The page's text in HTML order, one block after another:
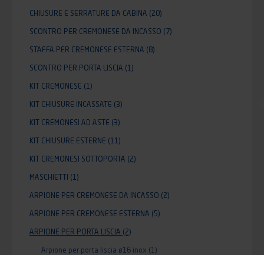
CHIUSURE E SERRATURE DA CABINA (20)
SCONTRO PER CREMONESE DA INCASSO (7)
STAFFA PER CREMONESE ESTERNA (8)
SCONTRO PER PORTA LISCIA (1)
KIT CREMONESE (1)
KIT CHIUSURE INCASSATE (3)
KIT CREMONESI AD ASTE (3)
KIT CHIUSURE ESTERNE (11)
KIT CREMONESI SOTTOPORTA (2)
MASCHIETTI (1)
ARPIONE PER CREMONESE DA INCASSO (2)
ARPIONE PER CREMONESE ESTERNA (5)
ARPIONE PER PORTA LISCIA (2)
Arpione per porta liscia ø16 inox (1)